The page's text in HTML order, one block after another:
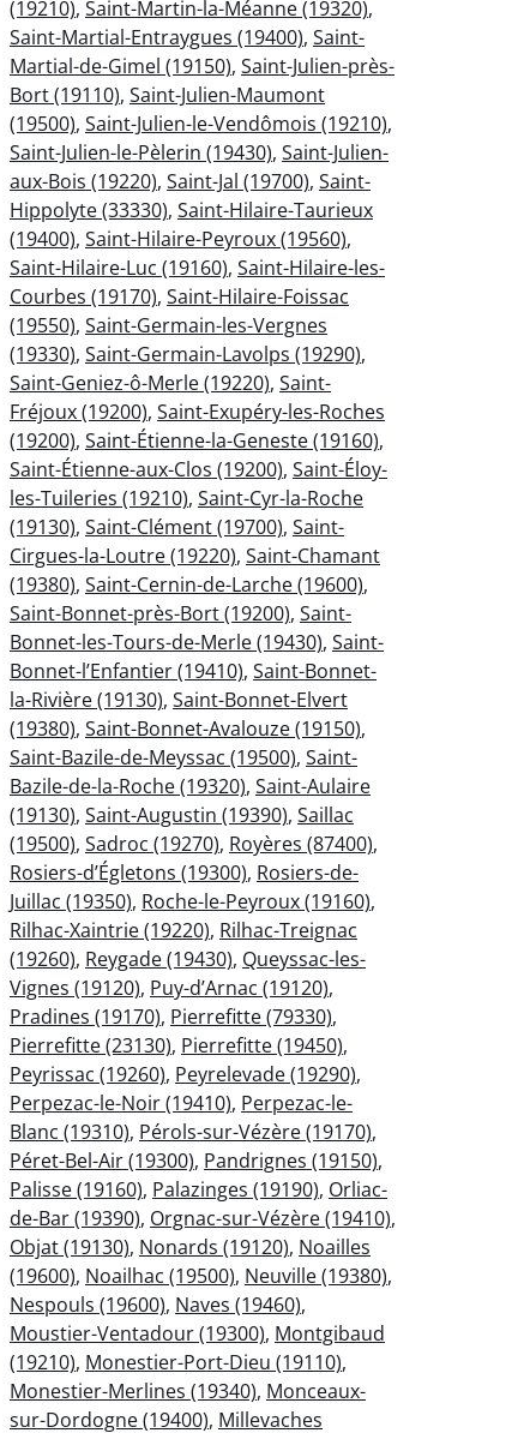
(19210), Saint-Martin-la-Méanne (19320),
Saint-Martial-Entraygues (19400), Saint-
Martial-de-Gimel (19150), Saint-Julien-près-
Bort (19110), Saint-Julien-Maumont
(19500), Saint-Julien-le-Vendômois (19210),
Saint-Julien-le-Pèlerin (19430), Saint-Julien-
aux-Bois (19220), Saint-Jal (19700), Saint-
Hippolyte (33330), Saint-Hilaire-Taurieux
(19400), Saint-Hilaire-Peyroux (19560),
Saint-Hilaire-Luc (19160), Saint-Hilaire-les-
Courbes (19170), Saint-Hilaire-Foissac
(19550), Saint-Germain-les-Vergnes
(19330), Saint-Germain-Lavolps (19290),
Saint-Geniez-ô-Merle (19220), Saint-
Fréjoux (19200), Saint-Exupéry-les-Roches
(19200), Saint-Étienne-la-Geneste (19160),
Saint-Étienne-aux-Clos (19200), Saint-Éloy-
les-Tuileries (19210), Saint-Cyr-la-Roche
(19130), Saint-Clément (19700), Saint-
Cirgues-la-Loutre (19220), Saint-Chamant
(19380), Saint-Cernin-de-Larche (19600),
Saint-Bonnet-près-Bort (19200), Saint-
Bonnet-les-Tours-de-Merle (19430), Saint-
Bonnet-l’Enfantier (19410), Saint-Bonnet-
la-Rivière (19130), Saint-Bonnet-Elvert
(19380), Saint-Bonnet-Avalouze (19150),
Saint-Bazile-de-Meyssac (19500), Saint-
Bazile-de-la-Roche (19320), Saint-Aulaire
(19130), Saint-Augustin (19390), Saillac
(19500), Sadroc (19270), Royères (87400),
Rosiers-d’Égletons (19300), Rosiers-de-
Juillac (19350), Roche-le-Peyroux (19160),
Rilhac-Xaintrie (19220), Rilhac-Treignac
(19260), Reygade (19430), Queyssac-les-
Vignes (19120), Puy-d’Arnac (19120),
Pradines (19170), Pierrefitte (79330),
Pierrefitte (23130), Pierrefitte (19450),
Peyrissac (19260), Peyrelevade (19290),
Perpezac-le-Noir (19410), Perpezac-le-
Blanc (19310), Pérols-sur-Vézère (19170),
Péret-Bel-Air (19300), Pandrignes (19150),
Palisse (19160), Palazinges (19190), Orliac-
de-Bar (19390), Orgnac-sur-Vézère (19410),
Objat (19130), Nonards (19120), Noailles
(19600), Noailhac (19500), Neuville (19380),
Nespouls (19600), Naves (19460),
Moustier-Ventadour (19300), Montgibaud
(19210), Monestier-Port-Dieu (19110),
Monestier-Merlines (19340), Monceaux-
sur-Dordogne (19400), Millevaches